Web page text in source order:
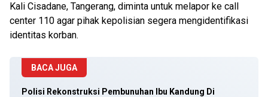
Kali Cisadane, Tangerang, diminta untuk melapor ke call
center 110 agar pihak kepolisian segera mengidentifikasi
identitas korban.
BACA JUGA
Polisi Rekonstruksi Pembunuhan Ibu Kandung Di